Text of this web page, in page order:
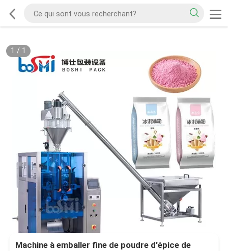
1 / 1
Machine à emballer fine de poudre d'épice de